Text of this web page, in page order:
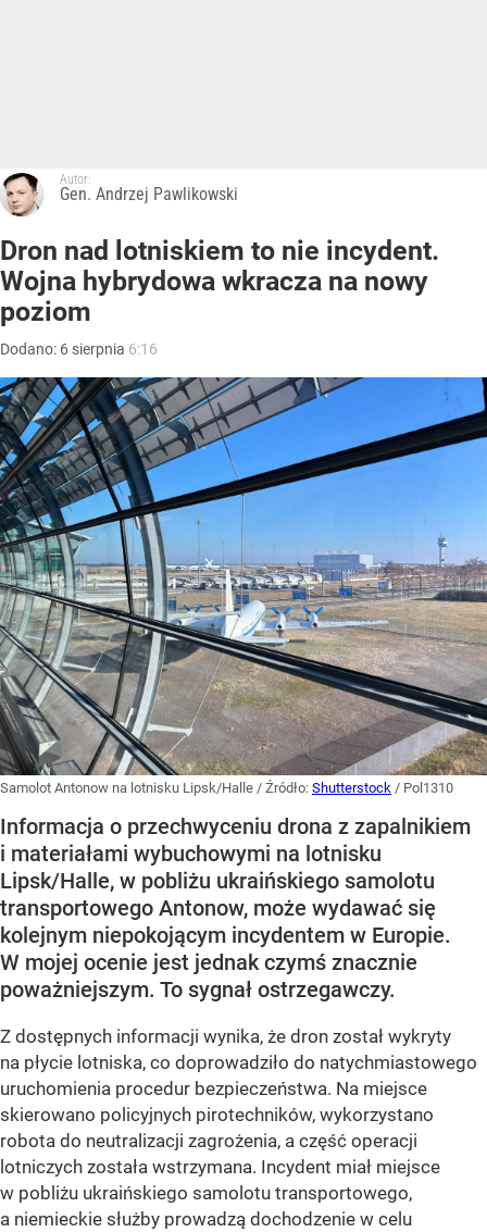
Autor:
Gen. Andrzej Pawlikowski
Dron nad lotniskiem to nie incydent.
Wojna hybrydowa wkracza na nowy
poziom
Dodano: 6 sierpnia 6:16
Samolot Antonow na lotnisku Lipsk/Halle / Źródło: Shutterstock / Pol1310
Informacja o przechwyceniu drona z zapalnikiem
i materiałami wybuchowymi na lotnisku
Lipsk/Halle, w pobliżu ukraińskiego samolotu
transportowego Antonow, może wydawać się
kolejnym niepokojącym incydentem w Europie.
W mojej ocenie jest jednak czymś znacznie
poważniejszym. To sygnał ostrzegawczy.
Z dostępnych informacji wynika, że dron został wykryty
na płycie lotniska, co doprowadziło do natychmiastowego
uruchomienia procedur bezpieczeństwa. Na miejsce
skierowano policyjnych pirotechników, wykorzystano
robota do neutralizacji zagrożenia, a część operacji
lotniczych została wstrzymana. Incydent miał miejsce
w pobliżu ukraińskiego samolotu transportowego,
a niemieckie służby prowadzą dochodzenie w celu